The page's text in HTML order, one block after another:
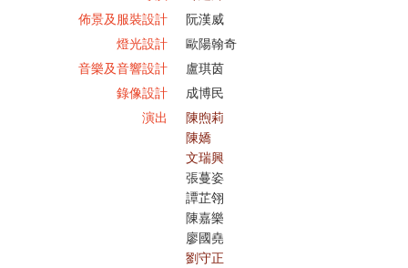
佈景及服裝設計
阮漢威
燈光設計
歐陽翰奇
音樂及音響設計
盧琪茵
錄像設計
成博民
演出
陳煦莉
陳嬌
文瑞興
張蔓姿
譚芷翎
陳嘉樂
廖國堯
劉守正